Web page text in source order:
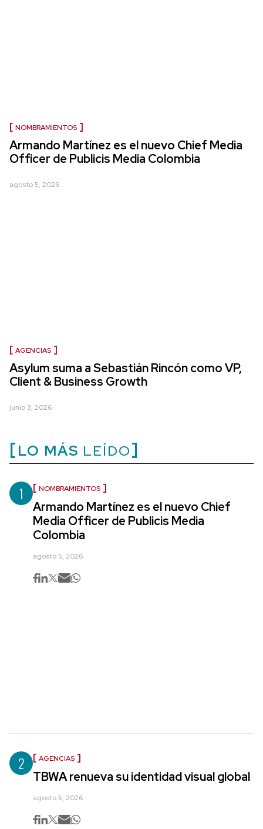
NOMBRAMIENTOS
Armando Martínez es el nuevo Chief Media
Officer de Publicis Media Colombia
agosto 5, 2026
AGENCIAS
Asylum suma a Sebastián Rincón como VP,
Client & Business Growth
junio 3, 2026
LO MÁS LEÍDO
1 NOMBRAMIENTOS
Armando Martínez es el nuevo Chief
Media Officer de Publicis Media
Colombia
agosto 5, 2026
2 AGENCIAS
TBWA renueva su identidad visual global
agosto 5, 2026